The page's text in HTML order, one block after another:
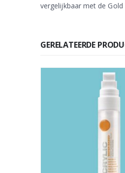
vergelijkbaar met de
GERELATEERDE